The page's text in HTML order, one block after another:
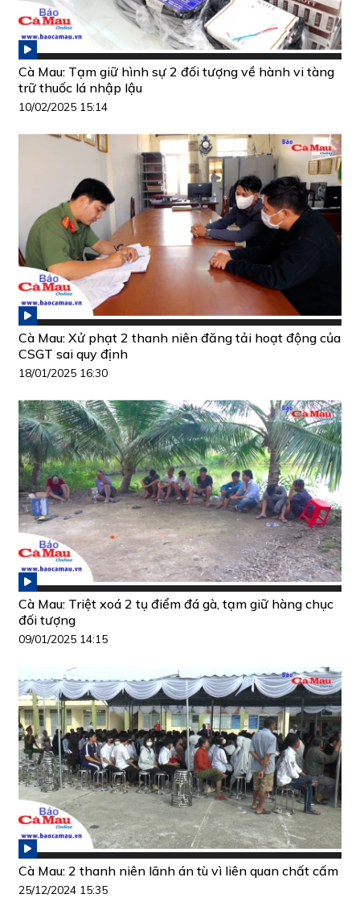
Cà Mau: Tạm giữ hình sự 2 đối tượng về hành vi tàng
trữ thuốc lá nhập lậu
10/02/2025 15:14
Cà Mau: Xử phạt 2 thanh niên đăng tải hoạt động của
CSGT sai quy định
18/01/2025 16:30
Cà Mau: Triệt xoá 2 tụ điểm đá gà, tạm giữ hàng chục
đối tượng
09/01/2025 14:15
Cà Mau: 2 thanh niên lãnh án tù vì liên quan chất cấm
25/12/2024 15:35